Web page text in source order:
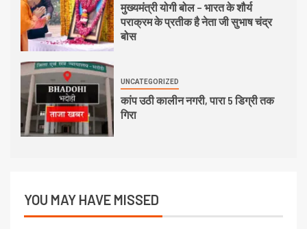
मुख्यमंत्री योगी बोल – भारत के शौर्य
पराक्रम के प्रतीक है नेता जी सुभाष चंद्र
बोस
UNCATEGORIZED
कांप उठी कालीन नगरी, पारा 5 डिग्री तक
गिरा
YOU MAY HAVE MISSED